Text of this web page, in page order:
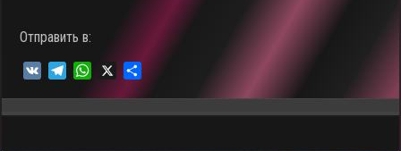
Отправить в:
W